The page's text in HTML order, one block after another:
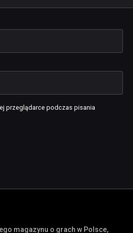
przeglądarce podczas pisania
magazynu o grach w Polsce,